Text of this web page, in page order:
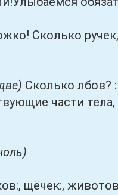
Сколько ручек,
Сколько лбов? :
части
животов:,